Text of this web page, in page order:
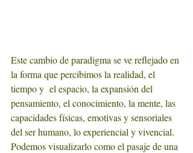
Este cambio de paradigma se ve reflejado en
la forma que percibimos la realidad, el
tiempo y  el espacio, la expansión del
pensamiento, el conocimiento, la mente, las
capacidades físicas, emotivas y sensoriales
del ser humano, lo experiencial y vivencial.
Podemos visualizarlo como el pasaje de una